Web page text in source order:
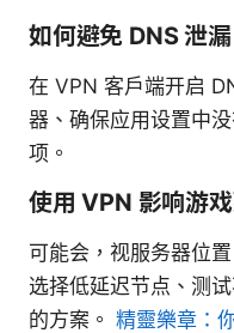
如何避免 DNS 泄漏
在 VPN 客户端开启
器、确保应用设置中
项。
使用 VPN 影响游
可能会，视服务器位
选择低延迟节点、测
的方案。 精靈樂章：